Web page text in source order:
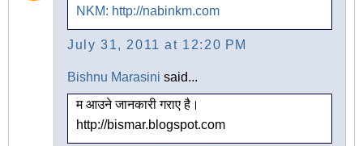
NKM: http://nabinkm.com
July 31, 2011 at 12:20 PM
Bishnu Marasini said...
म आउने जानकारी गराए है।
http://bismar.blogspot.com